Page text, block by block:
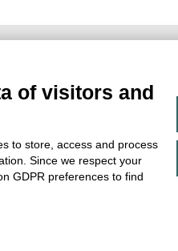
of visitors and
to store, access and process
Since we respect your
GDPR preferences to find